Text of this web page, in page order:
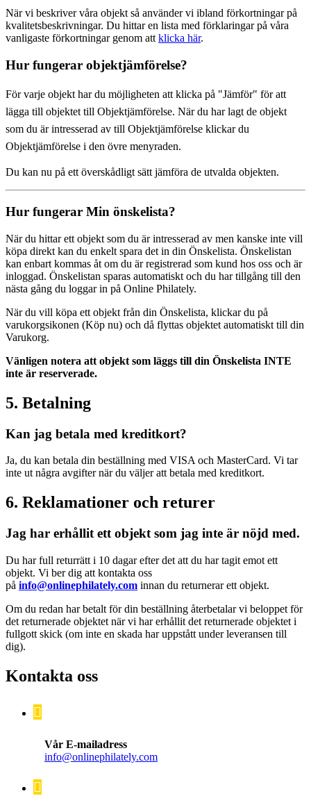
När vi beskriver våra objekt så använder vi ibland förkortningar på
kvalitetsbeskrivningar. Du hittar en lista med förklaringar på våra
vanligaste förkortningar genom att klicka här.
Hur fungerar objektjämförelse?
För varje objekt har du möjligheten att klicka på "Jämför" för att
lägga till objektet till Objektjämförelse. När du har lagt de objekt
som du är intresserad av till Objektjämförelse klickar du
Objektjämförelse i den övre menyraden.
Du kan nu på ett överskådligt sätt jämföra de utvalda objekten.
Hur fungerar Min önskelista?
När du hittar ett objekt som du är intresserad av men kanske inte vill
köpa direkt kan du enkelt spara det in din Önskelista. Önskelistan
kan enbart kommas åt om du är registrerad som kund hos oss och är
inloggad. Önskelistan sparas automatiskt och du har tillgång till den
nästa gång du loggar in på Online Philately.
När du vill köpa ett objekt från din Önskelista, klickar du på
varukorgsikonen (Köp nu) och då flyttas objektet automatiskt till din
Varukorg.
Vänligen notera att objekt som läggs till din Önskelista INTE
inte är reserverade.
5. Betalning
Kan jag betala med kreditkort?
Ja, du kan betala din beställning med VISA och MasterCard. Vi tar
inte ut några avgifter när du väljer att betala med kreditkort.
6. Reklamationer och returer
Jag har erhållit ett objekt som jag inte är nöjd med.
Du har full returrätt i 10 dagar efter det att du har tagit emot ett
objekt. Vi ber dig att kontakta oss
på info@onlinephilately.com innan du returnerar ett objekt.
Om du redan har betalt för din beställning återbetalar vi beloppet för
det returnerade objektet när vi har erhållit det returnerade objektet i
fullgott skick (om inte en skada har uppstått under leveransen till
dig).
Kontakta oss
Vår E-mailadress
info@onlinephilately.com